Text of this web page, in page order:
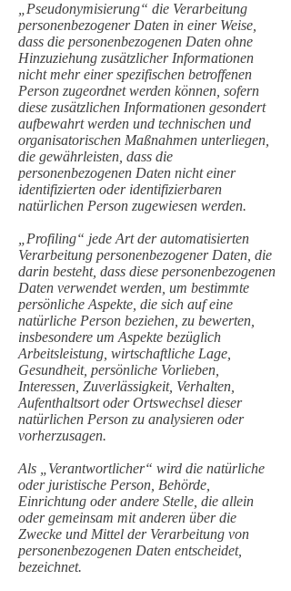
„Pseudonymisierung“ die Verarbeitung
personenbezogener Daten in einer Weise,
dass die personenbezogenen Daten ohne
Hinzuziehung zusätzlicher Informationen
nicht mehr einer spezifischen betroffenen
Person zugeordnet werden können, sofern
diese zusätzlichen Informationen gesondert
aufbewahrt werden und technischen und
organisatorischen Maßnahmen unterliegen,
die gewährleisten, dass die
personenbezogenen Daten nicht einer
identifizierten oder identifizierbaren
natürlichen Person zugewiesen werden.
„Profiling“ jede Art der automatisierten
Verarbeitung personenbezogener Daten, die
darin besteht, dass diese personenbezogenen
Daten verwendet werden, um bestimmte
persönliche Aspekte, die sich auf eine
natürliche Person beziehen, zu bewerten,
insbesondere um Aspekte bezüglich
Arbeitsleistung, wirtschaftliche Lage,
Gesundheit, persönliche Vorlieben,
Interessen, Zuverlässigkeit, Verhalten,
Aufenthaltsort oder Ortswechsel dieser
natürlichen Person zu analysieren oder
vorherzusagen.
Als „Verantwortlicher“ wird die natürliche
oder juristische Person, Behörde,
Einrichtung oder andere Stelle, die allein
oder gemeinsam mit anderen über die
Zwecke und Mittel der Verarbeitung von
personenbezogenen Daten entscheidet,
bezeichnet.